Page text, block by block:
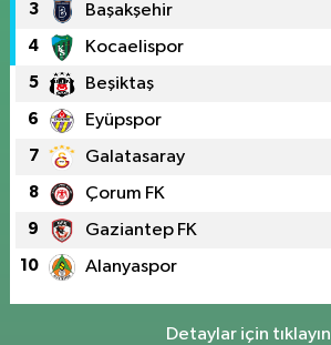
3 Başakşehir
4 Kocaelispor
5 Beşiktaş
6 Eyüpspor
7 Galatasaray
8 Çorum FK
9 Gaziantep FK
10 Alanyaspor
Detaylar için tıklayın